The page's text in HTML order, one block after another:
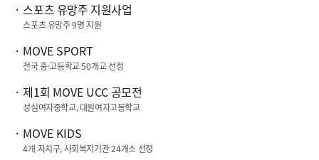
스포츠 유망주 지원사업
스포츠 유망주9명 지원
MOVE SPORT
전국 중·고등학교50개교 선정
제1회 MOVE UCC공모전
성심여자중학교, 대원여자고등학교
MOVE KIDS
4개 자치구, 사회복지기관24개소 선정